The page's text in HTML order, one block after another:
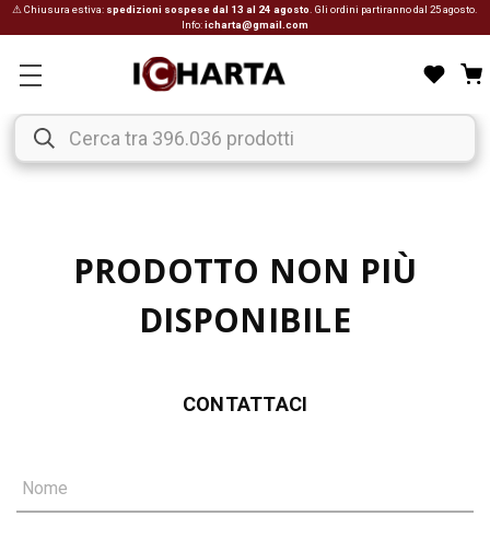
⚠ Chiusura estiva: spedizioni sospese dal 13 al 24 agosto . Gli ordini partiranno dal 25 agosto.
Info:icharta@gmail.com
PRODOTTO NON PIÙ
DISPONIBILE
CONTATTACI
Nome